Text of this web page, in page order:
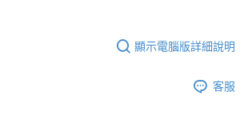
顯示電腦版詳細說明
客服